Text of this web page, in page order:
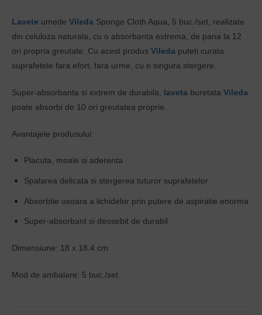
Lavete umede Vileda Sponge Cloth Aqua, 5 buc./set, realizate
din celuloza naturala, cu o absorbanta extrema, de pana la 12
ori propria greutate. Cu acest produs Vileda puteti curata
suprafetele fara efort, fara urme, cu o singura stergere.
Super-absorbanta si extrem de durabila, laveta buretata Vileda
poate absorbi de 10 ori greutatea proprie.
Avantajele produsului:
Placuta, moale si aderenta
Spalarea delicata si stergerea tuturor suprafetelor
Absorbtie usoara a lichidelor prin putere de aspiratie enorma
Super-absorbant si deosebit de durabil
Dimensiune: 18 x 18.4 cm
Mod de ambalare: 5 buc./set